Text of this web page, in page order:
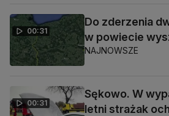
00:31
Do zderzenia
w powiecie
NAJNOWSZE
00:31
Sękowo. W
letni strażak